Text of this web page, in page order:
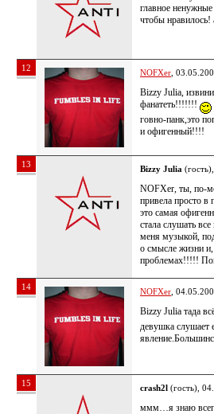
главное
чтобы нравилось!
12 NOFXer ,
Bizzy Julia,
фанатеть!!!!!!!
говно-панк,это
и офигенный!!!!
13 Bizzy Julia
NOFXer, ты, по-
привела просто
это самая
стала слушать
меня музыкой,
о смысле жизни и,
проблемах!!!!!
14 NOFXer ,
Bizzy Julia тада
девушка слушает
15 crash2l (гость),
ммм…я знаю